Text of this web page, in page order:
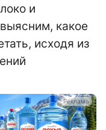
и
какое
исходя из
Реклама